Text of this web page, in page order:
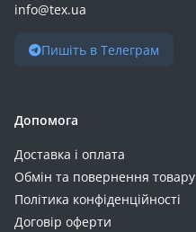
info@tex.ua
Пишіть в Телеграм
Допомога
Доставка і оплата
Обмін та повернення товару
Політика конфіденційності
Договір оферти